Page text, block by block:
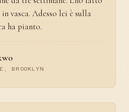
vasca. Adesso lei è sulla
ha pianto.
BROOKLYN